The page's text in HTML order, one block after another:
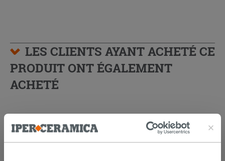
LES CLIENTS AYANT ACHETÉ CE
PRODUIT ONT ÉGALEMENT
ACHETÉ